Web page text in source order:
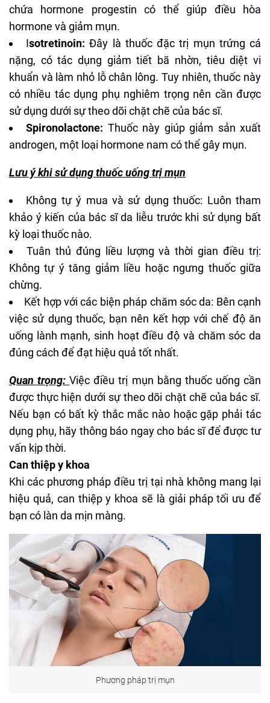
chứa hormone progestin có thể giúp điều hòa
hormone và giảm mụn.
Isotretinoin: Đây là thuốc đặc trị mụn trứng cá
nặng, có tác dụng giảm tiết bã nhờn, tiêu diệt vi
khuẩn và làm nhỏ lỗ chân lông. Tuy nhiên, thuốc này
có nhiều tác dụng phụ nghiêm trọng nên cần được
sử dụng dưới sự theo dõi chặt chẽ của bác sĩ.
Spironolactone: Thuốc này giúp giảm sản xuất
androgen, một loại hormone nam có thể gây mụn.
Lưu ý khi sử dụngthuốc uống trị mụn
Không tự ý mua và sử dụng thuốc: Luôn tham
khảo ý kiến của bác sĩ da liễu trước khi sử dụng bất
kỳ loại thuốc nào.
Tuân thủ đúng liều lượng và thời gian điều trị:
Không tự ý tăng giảm liều hoặc ngưng thuốc giữa
chừng.
Kết hợp với các biện pháp chăm sóc da: Bên cạnh
việc sử dụng thuốc, bạn nên kết hợp với chế độ ăn
uống lành mạnh, sinh hoạt điều độ và chăm sóc da
đúng cách để đạt hiệu quả tốt nhất.
Quan trọng:Việc điều trị mụn bằng thuốc uống cần
được thực hiện dưới sự theo dõi chặt chẽ của bác sĩ.
Nếu bạn có bất kỳ thắc mắc nào hoặc gặp phải tác
dụng phụ, hãy thông báo ngay cho bác sĩ để được tư
vấn kịp thời.
Can thiệp y khoa
Khi các phương pháp điều trị tại nhà không mang lại
hiệu quả, can thiệp y khoa sẽ là giải pháp tối ưu để
bạn có làn da mịn màng.
Phương pháp trị mụn